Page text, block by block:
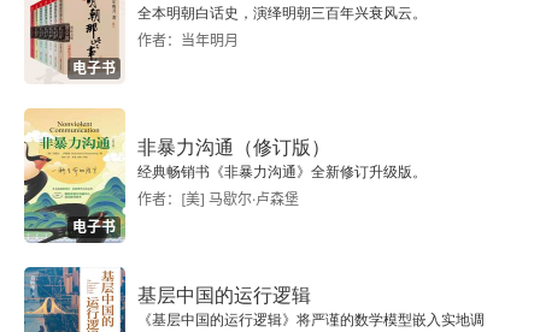
道德评判的复杂性，她告诉我们人类的欲望是多么
旺盛、危险而又奇特。《欲望号街车》深刻影响了
电子书
全本明朝白话史，演绎明朝三百年兴衰风云。
作者：当年明月
电子书
非暴力沟通（修订版）
经典畅销书《非暴力沟通》全新修订升级版。
作者：[美] 马歇尔·卢森堡
基层中国的运行逻辑
《基层中国的运行逻辑》将严谨的数学模型嵌入实地调